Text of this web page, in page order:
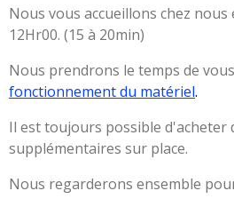
Nous vous accueillons chez
12Hr00. (15 à 20min)
Nous prendrons le temps de
fonctionnementdu matériel.
Il est toujours possible d'acheter
supplémentaires sur place.
Nous regarderons ensemble